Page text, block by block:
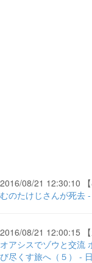
2016/08/21 12:30:10 【
むのたけじさんが死去
2016/08/21 12:00:15 【
オアシスでゾウと交
び尽くす旅へ（５） -